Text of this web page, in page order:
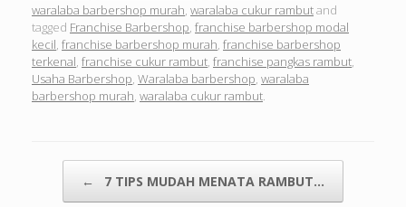
waralaba barbershop murah waralaba cukur rambutand
tagged Franchise Barbershop franchise barbershop modal
kecil franchise barbershop murah franchise barbershop
terkenal franchise cukur rambut franchise pangkas rambut
Usaha Barbershop Waralaba barbershop waralaba
barbershop murah waralaba cukur rambut
← 7 TIPS MUDAH MENATA RAMBUT…